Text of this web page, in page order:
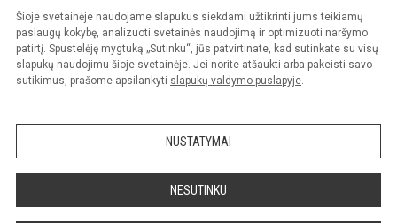
Šioje svetainėje naudojame slapukus siekdami užtikrinti jums teikiamų
paslaugų kokybę, analizuoti svetainės naudojimą ir optimizuoti naršymo
patirtį. Spustelėję mygtuką „Sutinku“, jūs patvirtinate, kad sutinkate su visų
slapukų naudojimu šioje svetainėje. Jei norite atšaukti arba pakeisti savo
sutikimus, prašome apsilankyti slapukų valdymo puslapyje.
NUSTATYMAI
NESUTINKU
Kopijuoti turinį be raštiško gimnazijos administracijos sutikimo griežtai
draudžiama.
Prieinamumo paraiška Slapukų valdymas
Sumanus būdas atnaujinti